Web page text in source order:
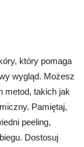
który pomaga
wygląd. Możesz
metod, takich jak
Pamiętaj,
peeling,
Dostosuj